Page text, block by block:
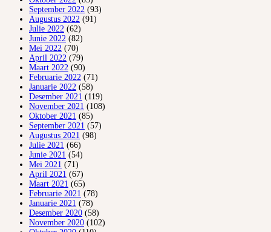
September 2022 (93)
Augustus 2022 (91)
Julie 2022 (62)
Junie 2022 (82)
Mei 2022 (70)
April 2022 (79)
Maart 2022 (90)
Februarie 2022 (71)
Januarie 2022 (58)
Desember 2021 (119)
November 2021 (108)
Oktober 2021 (85)
September 2021 (57)
Augustus 2021 (98)
Julie 2021 (66)
Junie 2021 (54)
Mei 2021 (71)
April 2021 (67)
Maart 2021 (65)
Februarie 2021 (78)
Januarie 2021 (78)
Desember 2020 (58)
November 2020 (102)